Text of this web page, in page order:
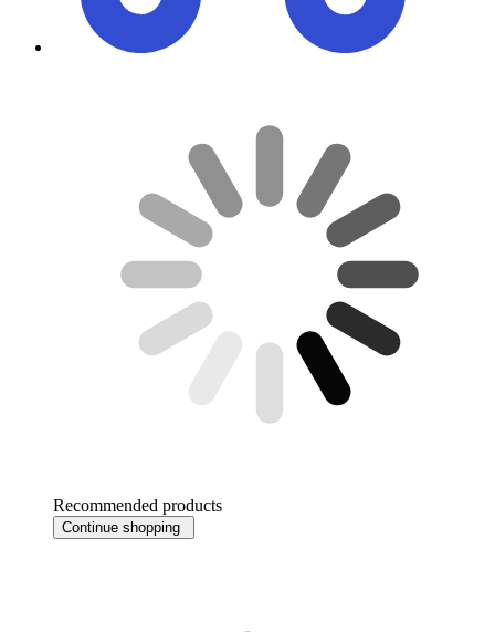
Recommended products
Continue shopping